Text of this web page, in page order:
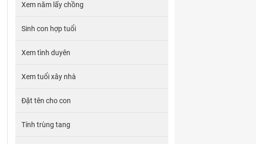
Xem năm lấy chồng
Sinh con hợp tuổi
Xem tình duyên
Xem tuổi xây nhà
Đặt tên cho con
Tính trùng tang